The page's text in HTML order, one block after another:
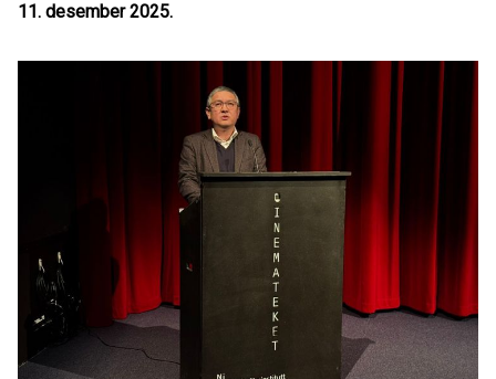
11. desember 2025.